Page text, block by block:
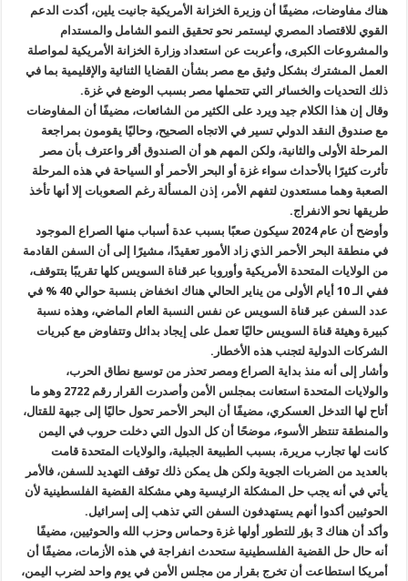
هناك مفاوضات، مضيفًا أن وزيرة الخزانة الأمريكية جانيت يلين، أكدت الدعم
القوي للاقتصاد المصري ليستمر نحو تحقيق النمو الشامل والمستدام
والمشروعات الكبرى، وأعربت عن استعداد وزارة الخزانة الأمريكية لمواصلة
العمل المشترك بشكل وثيق مع مصر بشأن القضايا الثنائية والإقليمية بما في
ذلك التحديات والخسائر التي تتحملها مصر بسبب الوضع في غزة.
وقال إن هذا الكلام جيد ويرد على الكثير من الشائعات، مضيفًا أن المفاوضات
مع صندوق النقد الدولي تسير في الاتجاه الصحيح، وحاليًا يقومون بمراجعة
المرحلة الأولى والثانية، ولكن المهم هو أن الصندوق أقر واعترف بأن مصر
تأثرت كثيرًا بالأحداث سواء غزة أو البحر الأحمر أو السياحة في هذه المرحلة
الصعبة وهما مستعدون لتفهم الأمر، إذن المسألة رغم الصعوبات إلا أنها تأخذ
طريقها نحو الانفراج.
وأوضح أن عام 2024 سيكون صعبًا بسبب عدة أسباب منها الصراع الموجود
في منطقة البحر الأحمر الذي زاد الأمور تعقيدًا، مشيرًا إلى أن السفن القادمة
من الولايات المتحدة الأمريكية وأوروبا عبر قناة السويس كلها تقريبًا بتتوقف،
ففي الـ 10 أيام الأولى من يناير الحالي هناك انخفاض بنسبة حوالي 40 % في
عدد السفن عبر قناة السويس عن نفس النسبة العام الماضي، وهذه نسبة
كبيرة وهيئة قناة السويس حاليًا تعمل على إيجاد بدائل وتتفاوض مع كبريات
الشركات الدولية لتجنب هذه الأخطار.
وأشار إلى أنه منذ بداية الصراع ومصر تحذر من توسيع نطاق الحرب،
والولايات المتحدة استعانت بمجلس الأمن وأصدرت القرار رقم 2722 وهو ما
أتاح لها التدخل العسكري، مضيفًا أن البحر الأحمر تحول حاليًا إلى جبهة للقتال،
والمنطقة تنتظر الأسوء، موضحًا أن كل الدول التي دخلت حروب في اليمن
كانت لها تجارب مريرة، بسبب الطبيعة الجبلية، والولايات المتحدة قامت
بالعديد من الضربات الجوية ولكن هل يمكن ذلك توقف التهديد للسفن، فالأمر
يأتي في أنه يجب حل المشكلة الرئيسية وهي مشكلة القضية الفلسطينية لأن
الحوثيين أكدوا أنهم يستهدفون السفن التي تذهب إلى إسرائيل.
وأكد أن هناك 3 بؤر للتطور أولها غزة وحماس وحزب الله والحوثيين، مضيفًا
أنه حال حل القضية الفلسطينية ستحدث انفراجة في هذه الأزمات، مضيفًا أن
أمريكا استطاعت أن تخرج بقرار من مجلس الأمن في يوم واحد لضرب اليمن،